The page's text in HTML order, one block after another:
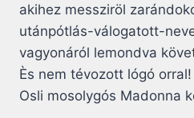
akihez messziröl
utánpótlás-válogatott-
vagyonáról lemondva
Ès nem tévozott lógó orral!
Osli mosolygós Madonna